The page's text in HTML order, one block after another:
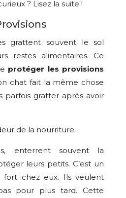
? Lisez la suite !
grattent souvent le sol
restes alimentaires. Ce
protéger les provisions
chat fait la même chose
parfois gratter après avoir
de la nourriture.
enterrent souvent la
leurs petits. C’est un
fort chez eux. Ils veulent
pour plus tard. Cette